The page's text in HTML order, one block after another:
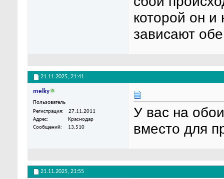
которой он
зависают
21.11.2025, 21:41
melky
Пользователь
Регистрация
27.11.2011
Адрес
Краснодар
Сообщений
13,510
У вас на
вместо для
21.11.2025, 21:55